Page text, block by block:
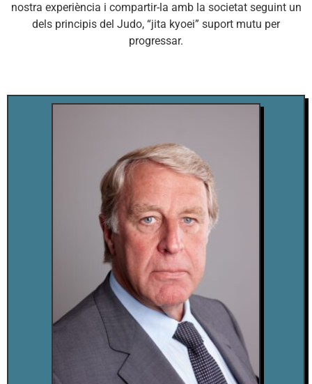
nostra experiència i compartir-la amb la societat seguint un
dels principis del Judo, “jita kyoei” suport mutu per
progressar.